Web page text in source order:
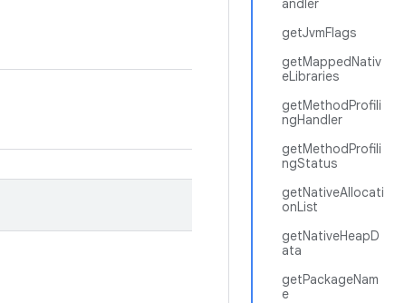
andler
getJvmFlags
getMappedNativ
eLibraries
getMethodProfili
ngHandler
getMethodProfili
ngStatus
getNativeAllocati
onList
getNativeHeapD
ata
getPackageNam
e